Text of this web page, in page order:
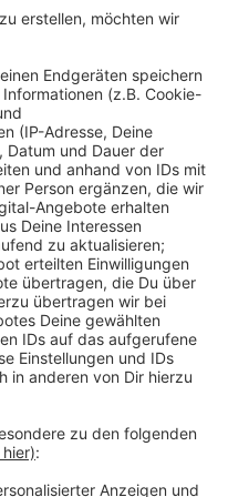
zu prüfen -
müssten in dicht
Platz gesucht
nur
seien, heißt es
09:56